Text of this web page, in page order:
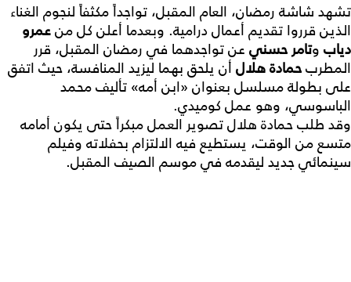
تشهد شاشة رمضان، العام المقبل، تواجداً مكثفاً لنجوم الغناء
الذين قرروا تقديم أعمال درامية. وبعدما أعلن كل منعمرو
دياب وتامر حسني عن تواجدهما في رمضان المقبل، قرر
المطربحمادة هلال أن يلحق بهما ليزيد المنافسة، حيث اتفق
على بطولة مسلسل بعنوان «ابن أمه» تأليف محمد
الباسوسي، وهو عمل كوميدي.
وقد طلب حمادة هلال تصوير العمل مبكراً حتى يكون أمامه
متسع من الوقت، يستطيع فيه الالتزام بحفلاته وفيلم
سينمائي جديد ليقدمه في موسم الصيف المقبل.